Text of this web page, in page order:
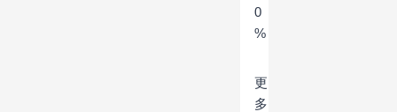
0
%
更
多